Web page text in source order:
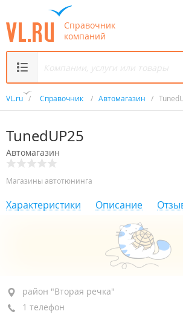
Справочник
компаний
VL.ru / Справочник / Автомагазин /
TunedUP25
Автомагазин
Магазины автотюнинга
Характеристики Описание
район "Вторая речка", ул. Русская, 19В
ТЦ "Европейский пассаж"
район "Вторая речка"
1 телефон